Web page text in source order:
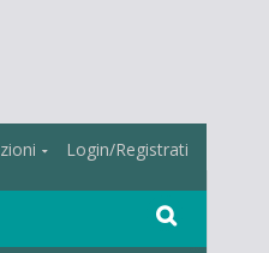
Login/Registrati